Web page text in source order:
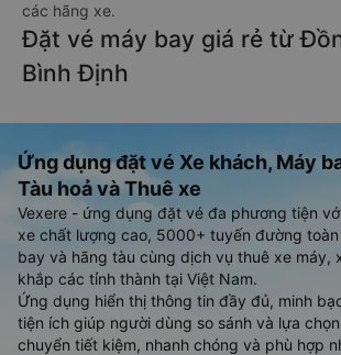
các hãng xe.
Đặt vé máy bay giá rẻ từ
Bình Định
Ứng dụng đặt vé Xe khách, Máy
Tàu hoả và Thuê xe
Vexere - ứng dụng đặt vé đa phương tiện
xe chất lượng cao, 5000+ tuyến đường
bay và hãng tàu cùng dịch vụ thuê xe máy,
khắp các tỉnh thành tại Việt Nam.
Ứng dụng hiển thị thông tin đầy đủ, minh
tiện ích giúp người dùng so sánh và lựa
chuyển tiết kiệm, nhanh chóng và phù hợp